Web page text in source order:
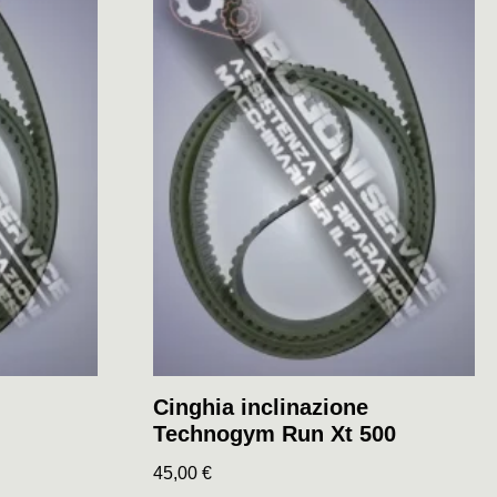
Cinghia inclinazione
Technogym Run Xt 500
45,00 €